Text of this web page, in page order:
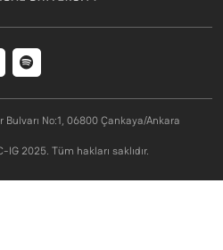
No:1, 06800 Çankaya/Ankara
2025. Tüm hakları saklıdır.